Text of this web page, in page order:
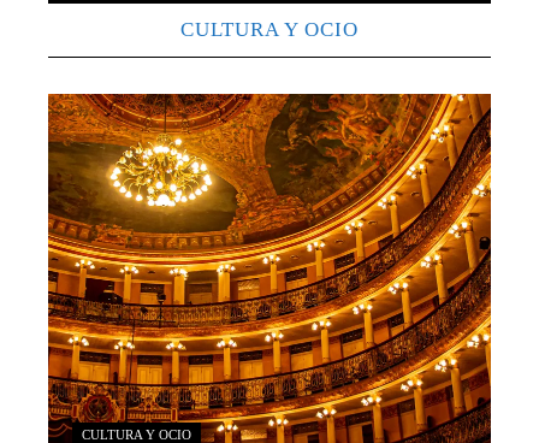
CULTURA Y OCIO
CULTURA Y OCIO